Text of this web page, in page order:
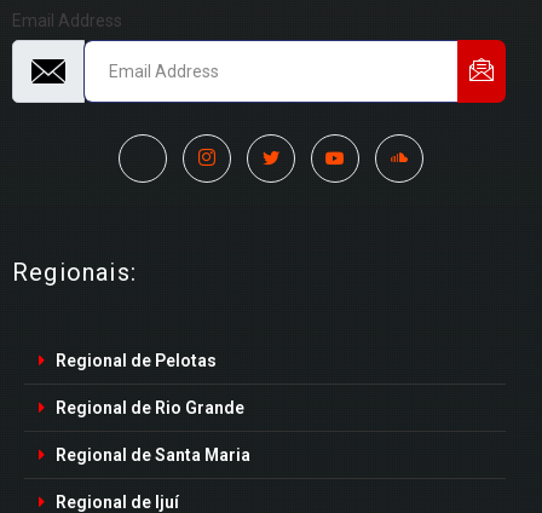
Email Address
Regionais:
Regional de Pelotas
Regional de Rio Grande
Regional de Santa Maria
Regional de Ijuí